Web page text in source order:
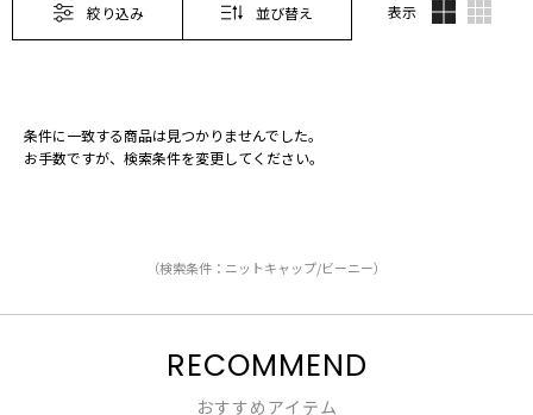
絞り込み 並び替え 表示
条件に一致する商品は見つかりませんでした。
お手数ですが、検索条件を変更してください。
（検索条件：ニットキャップ/ビーニー）
RECOMMEND
おすすめアイテム